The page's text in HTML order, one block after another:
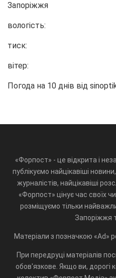
Запоріжжя
вологість:
тиск:
вітер:
Погода на 10 днів від
«Форпост» - це відкрита і
публікуємо найцікавіші
журналістів, найцікавіші
«Форпост» цінує час своїх
розміщуємо тільки
Запоріжжя
Матеріали з позначкою «Ad»
При передруці матеріалів
обов'язкове. Якщо ви, дорогі